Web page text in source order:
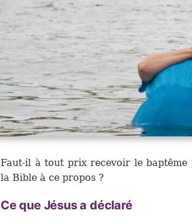
Faut-il à tout prix recevoir le baptême
la Bible à ce propos ?
Ce que Jésus a déclaré